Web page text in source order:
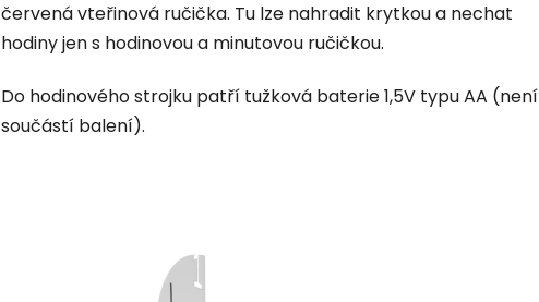
červená vteřinová ručička. Tu lze nahradit krytkou a nechat
hodiny jen s hodinovou a minutovou ručičkou.
Do hodinového strojku patří tužková baterie 1,5V typu AA (není
součástí balení).